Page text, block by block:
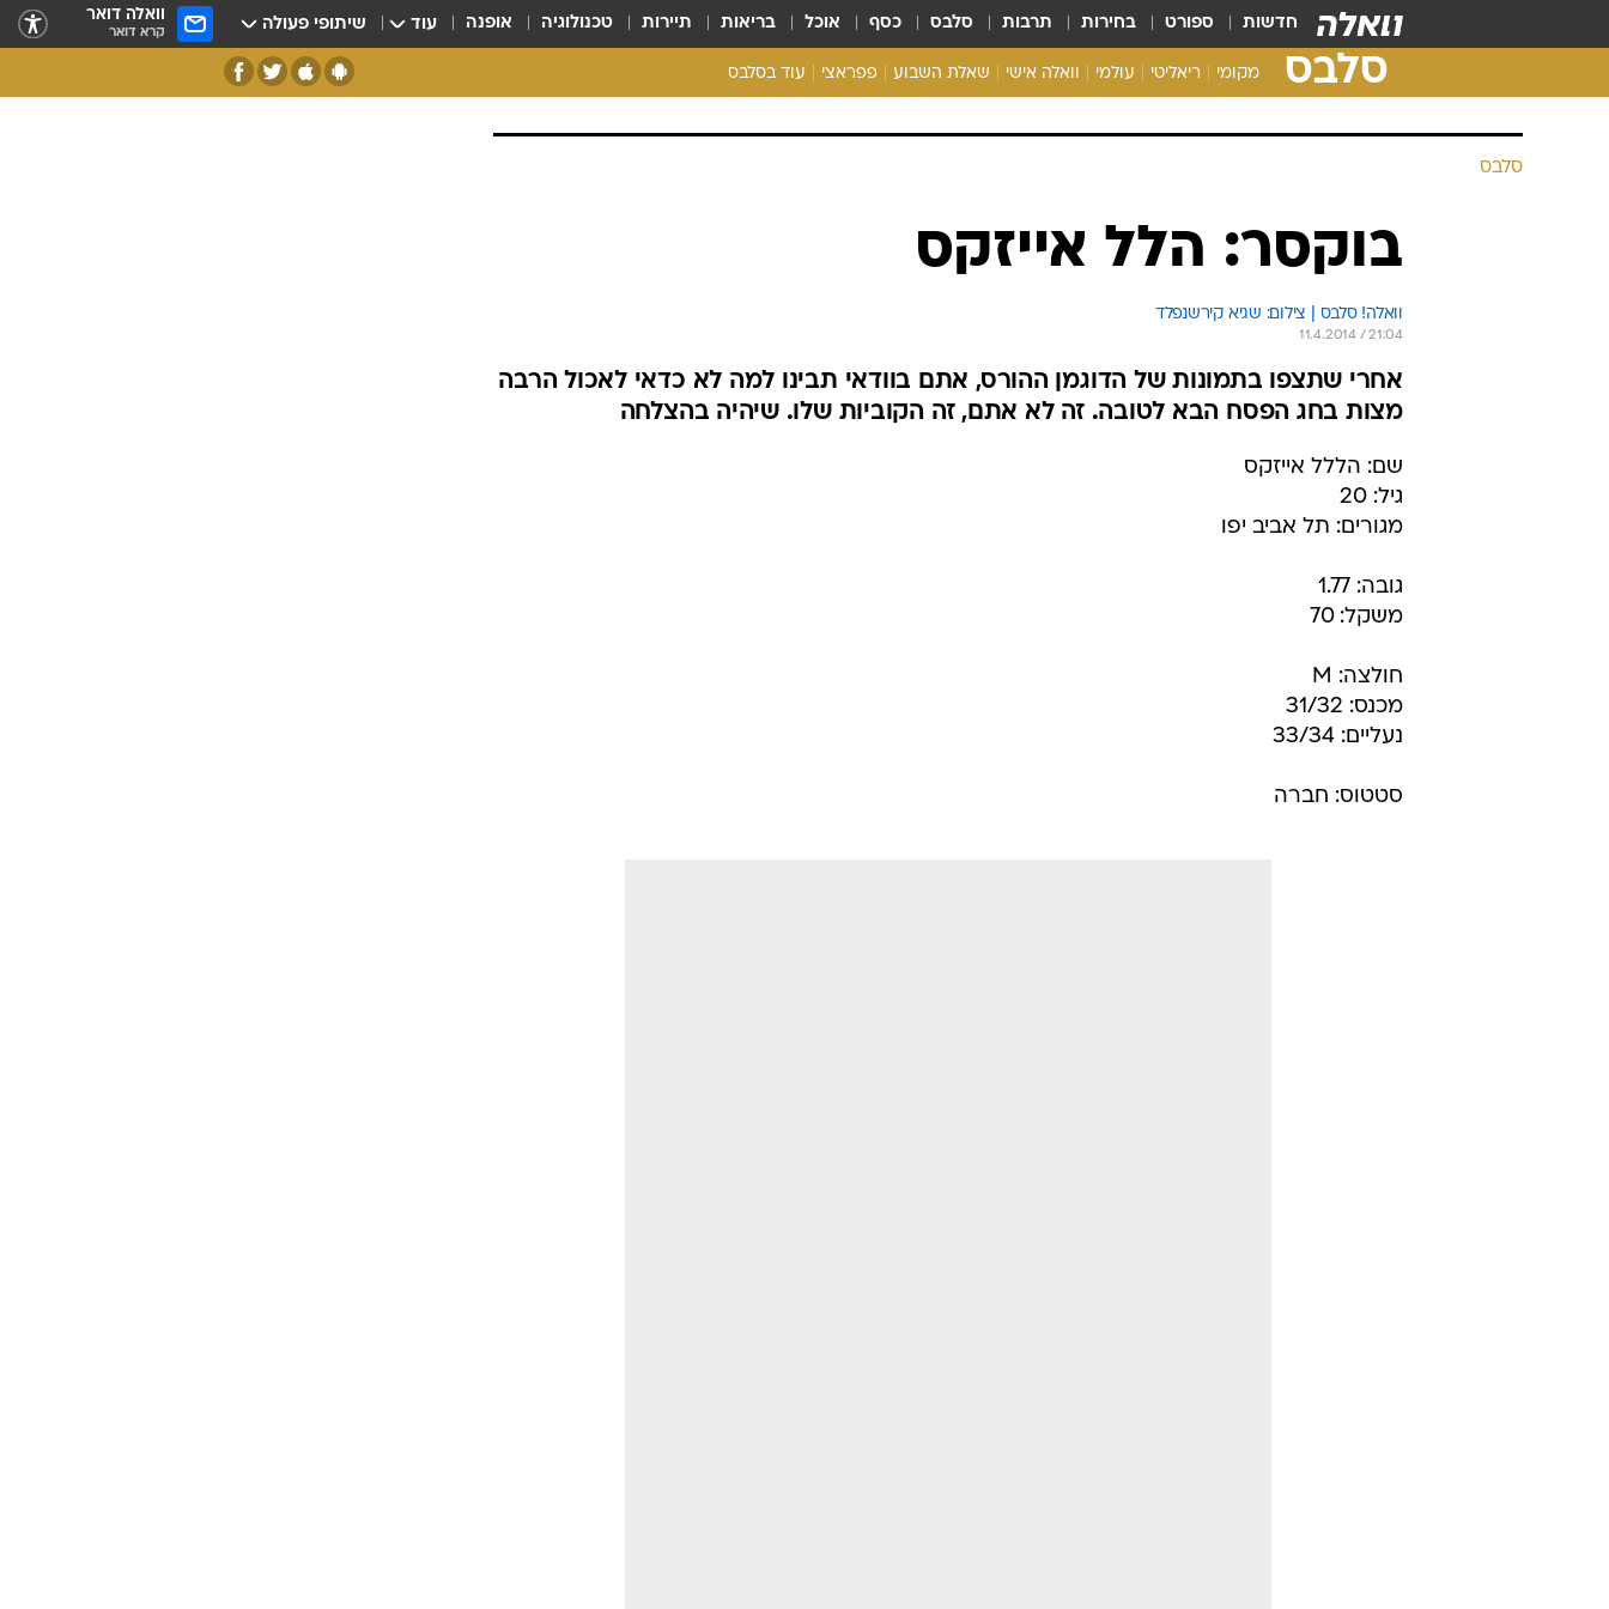
חדשות ספורט בחירות תרבות סלבס כסף אוכל בריאות תיירות טכנולוגיה אופנה עוד שיתופי פעולה וואלה דואר
קרא דואר
סלבס מקומי ריאליטי עולמי וואלה אישי שאלת השבוע פפראצי עוד בסלבס
סלבס
בוקסר: הלל אייזקס
וואלה! סלבס | צילום: שגיא קירשנפלד
11.4.2014 / 21:04
אחרי שתצפו בתמונות של הדוגמן ההורס, אתם בוודאי תבינו למה לא כדאי לאכול הרבה
מצות בחג הפסח הבא לטובה. זה לא אתם, זה הקוביות שלו. שיהיה בהצלחה
שם: הללל אייזקס
גיל: 20
מגורים: תל אביב יפו
גובה: 1.77
משקל: 70
חולצה: M
מכנס: 31/32
נעליים: 33/34
סטטוס: חברה